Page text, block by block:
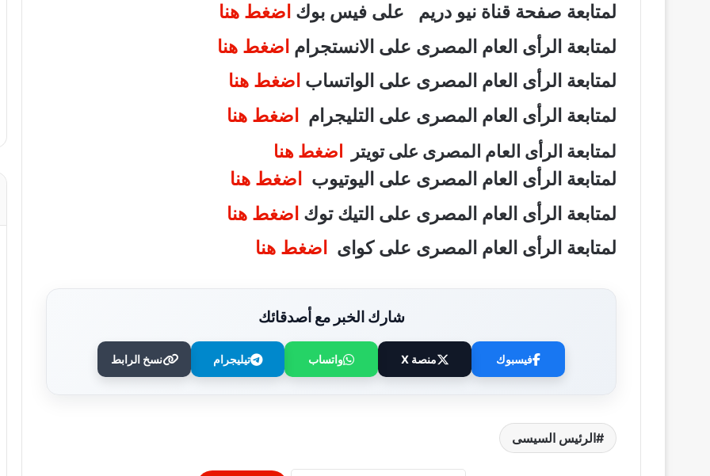
لمتابعة صفحة قناة نيو دريم على فيس بوك اضغط هنا
لمتابعة الرأى العام المصرى على الانستجرام اضغط هنا
لمتابعة الرأى العام المصرى على الواتساب اضغط هنا
لمتابعة الرأى العام المصرى على التليجرام اضغط هنا
لمتابعة الرأى العام المصرى على تويتر اضغط هنا
لمتابعة الرأى العام المصرى على اليوتيوب
اضغط هنا
لمتابعة الرأى العام المصرى على التيك توك اضغط هنا
لمتابعة الرأى العام المصرى على كواى
اضغط هنا
شارك الخبر مع أصدقائك
فيسبوك منصة X واتساب تيليجرام نسخ الرابط
الرئيس السيسى
الرئيس السيسى يصدّق على تعديل بعض